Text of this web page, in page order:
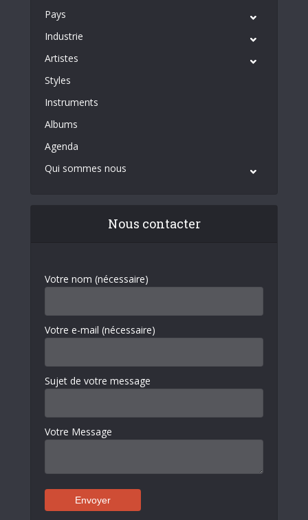
Pays
Industrie
Artistes
Styles
Instruments
Albums
Agenda
Qui sommes nous
Nous contacter
Votre nom (nécessaire)
Votre e-mail (nécessaire)
Sujet de votre message
Votre Message